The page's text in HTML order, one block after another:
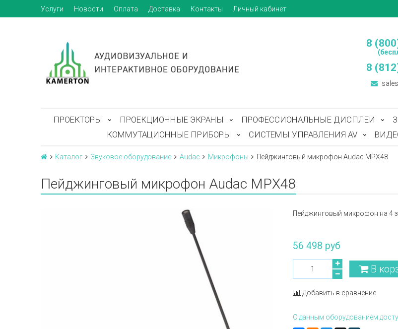
Услуги Новости Оплата Доставка Контакты Личный кабинет
8
8
ПРОЕКТОРЫ ПРОЕКЦИОННЫЕ ЭКРАНЫ ПРОФЕССИОНАЛЬНЫЕ ДИСПЛЕИ
КОММУТАЦИОННЫЕ ПРИБОРЫ
СИСТЕМЫ УПРАВЛЕНИЯ AV
Каталог Звуковое оборудование Audac Микрофоны Пейджинговый микрофон Audac MPX48
Пейджинговый микрофон Audac MPX48
Пейджинговый микрофон на 4
56 498 руб
В
Добавить в сравнение
С данным оборудованием